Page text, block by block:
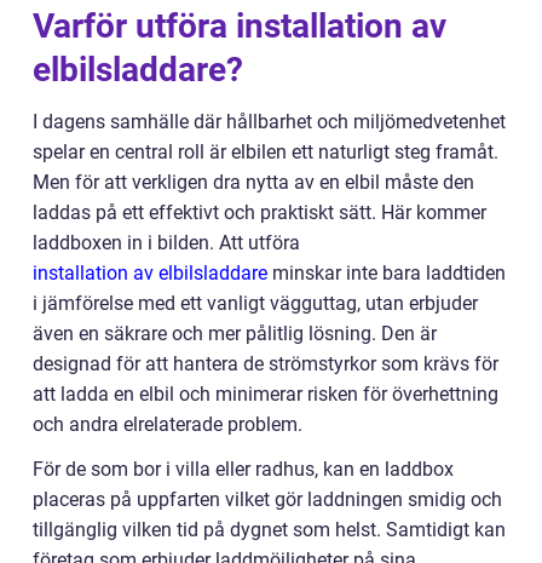
Varför utföra installation av
elbilsladdare?
I dagens samhälle där hållbarhet och miljömedvetenhet
spelar en central roll är elbilen ett naturligt steg framåt.
Men för att verkligen dra nytta av en elbil måste den
laddas på ett effektivt och praktiskt sätt. Här kommer
laddboxen in i bilden. Att utföra
installation av elbilsladdare minskar inte bara laddtiden
i jämförelse med ett vanligt vägguttag, utan erbjuder
även en säkrare och mer pålitlig lösning. Den är
designad för att hantera de strömstyrkor som krävs för
att ladda en elbil och minimerar risken för överhettning
och andra elrelaterade problem.
För de som bor i villa eller radhus, kan en laddbox
placeras på uppfarten vilket gör laddningen smidig och
tillgänglig vilken tid på dygnet som helst. Samtidigt kan